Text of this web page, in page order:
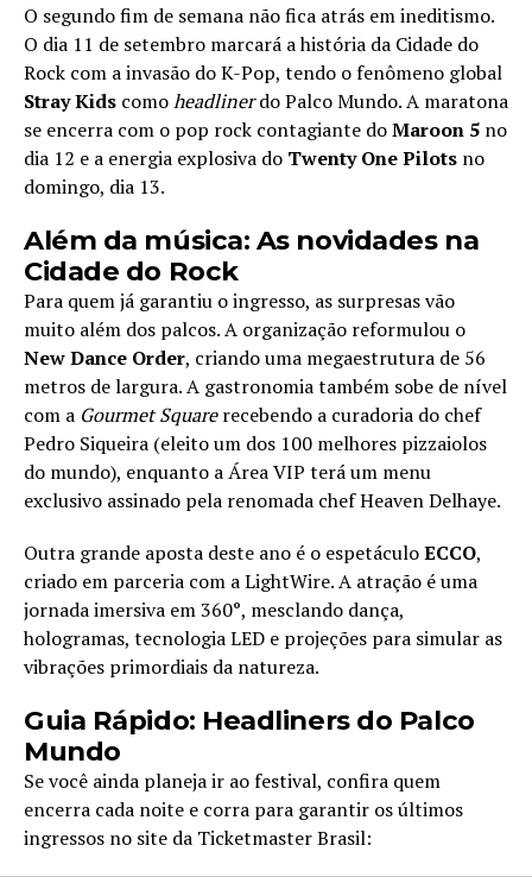
O segundo fim de semana não fica atrás em ineditismo.
O dia 11 de setembro marcará a história da Cidade do
Rock com a invasão do K-Pop, tendo o fenômeno global
Stray Kids comoheadlinerdo Palco Mundo. A maratona
se encerra com o pop rock contagiante doMaroon 5 no
dia 12 e a energia explosiva do Twenty One Pilots no
domingo, dia 13.
Além da música: As novidades na
Cidade do Rock
Para quem já garantiu o ingresso, as surpresas vão
muito além dos palcos. A organização reformulou o
New Dance Order, criando uma megaestrutura de 56
metros de largura. A gastronomia também sobe de nível
com a Gourmet Squarerecebendo a curadoria do chef
Pedro Siqueira (eleito um dos 100 melhores pizzaiolos
do mundo), enquanto a Área VIP terá um menu
exclusivo assinado pela renomada chef Heaven Delhaye.
Outra grande aposta deste ano é o espetáculoECCO,
criado em parceria com a LightWire. A atração é uma
jornada imersiva em 360°, mesclando dança,
hologramas, tecnologia LED e projeções para simular as
vibrações primordiais da natureza.
Guia Rápido: Headliners do Palco
Mundo
Se você ainda planeja ir ao festival, confira quem
encerra cada noite e corra para garantir os últimos
ingressos no site da Ticketmaster Brasil: